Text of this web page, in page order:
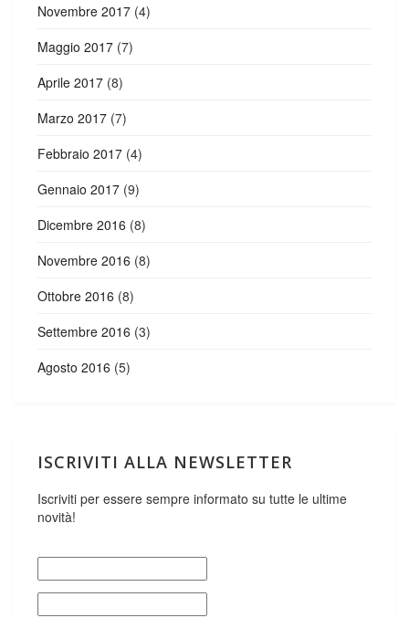
Novembre 2017 (4)
Maggio 2017 (7)
Aprile 2017 (8)
Marzo 2017 (7)
Febbraio 2017 (4)
Gennaio 2017 (9)
Dicembre 2016 (8)
Novembre 2016 (8)
Ottobre 2016 (8)
Settembre 2016 (3)
Agosto 2016 (5)
ISCRIVITI ALLA NEWSLETTER
Iscriviti per essere sempre informato su tutte le ultime
novità!